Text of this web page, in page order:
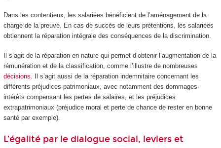
Dans les contentieux, les salariées bénéficient de l’aménagement de la
charge de la preuve. En cas de succès de leurs prétentions, les salariées
obtiennent la réparation intégrale des conséquences de la discrimination.
Il s’agit de la réparation en nature qui permet d’obtenir l’augmentation de la
rémunération et de la classification, comme l’illustre de nombreuses
décisions. Il s’agit aussi de la réparation indemnitaire concernant les
différents préjudices patrimoniaux, avec notamment des dommages-
intérêts compensant les pertes de salaires, et les préjudices
extrapatrimoniaux (préjudice moral et perte de chance de rester en bonne
santé par exemple).
L’égalité par le dialogue social, leviers et